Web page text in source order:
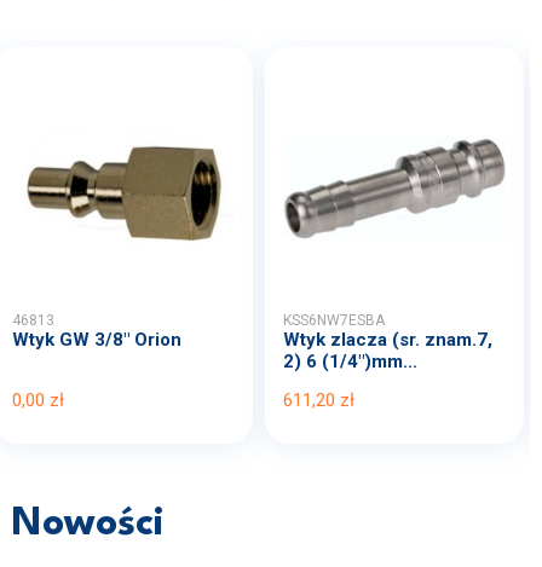
46813
Wtyk GW 3/8" Orion
0,00 zł
KSS6NW7ESBA
Wtyk zlacza (sr. znam.7,
2) 6 (1/4")mm...
611,20 zł
Nowości